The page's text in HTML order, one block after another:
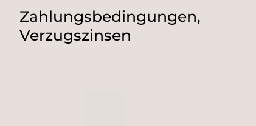
Zahlungsbedingungen,
Verzugszinsen